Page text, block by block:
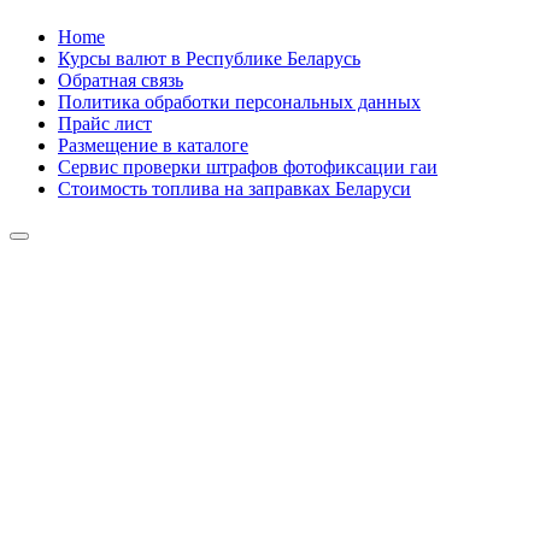
Skip
content
Home
Курсы валют в Республике Беларусь
Обратная связь
Политика обработки персональных данных
Прайс лист
Размещение в каталоге
Сервис проверки штрафов фотофиксации гаи
Стоимость топлива на заправках Беларуси